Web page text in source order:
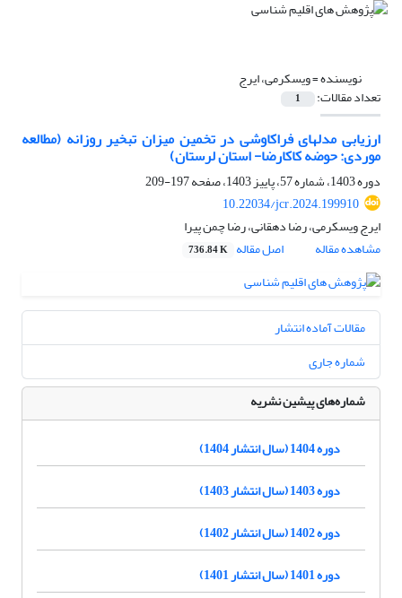
نویسنده =ویسکرمی، ایرج
تعداد مقالات: 1
ارزیابی مدلهای فراکاوشی در تخمین میزان تبخیر روزانه (مطالعه
موردی: حوضه کاکارضا- استان لرستان)
دوره 1403، شماره 57، پاییز 1403، صفحه
197-209
10.22034/jcr.2024.199910
ایرج ویسکرمی، رضا دهقانی، رضا چمن پیرا
مشاهده مقاله
اصل مقاله 736.84 K
مقالات آماده انتشار
شماره جاری
شماره‌های پیشین نشریه
دوره 1404 (سال انتشار 1404)
دوره 1403 (سال انتشار 1403)
دوره 1402 (سال انتشار 1402)
دوره 1401 (سال انتشار 1401)